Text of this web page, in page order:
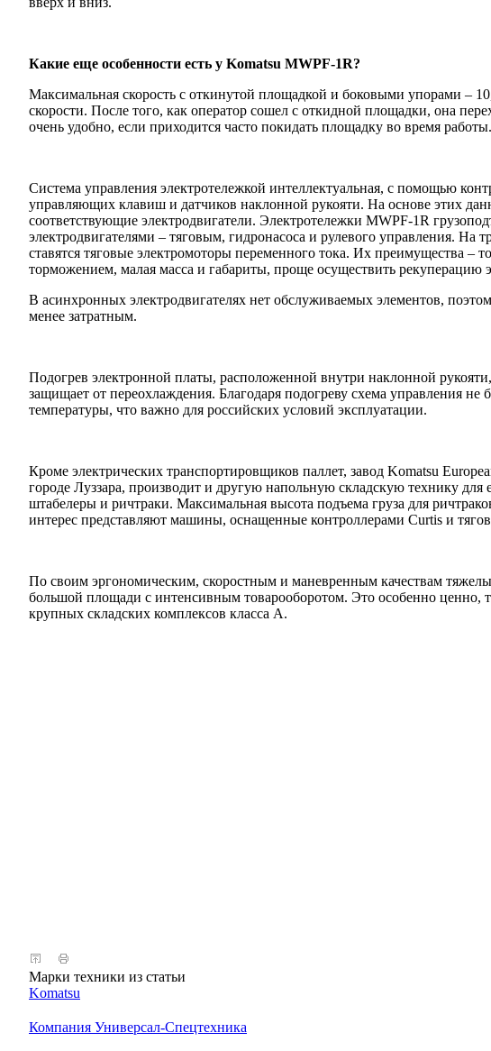
Какие еще особенности есть у Komatsu MWPF-1R?
Максимальная скорость с откинутой площадкой и боковыми упорами –
скорости. После того, как оператор сошел с откидной площадки, она
очень удобно, если приходится часто покидать площадку во время работы.
Система управления электротележкой интеллектуальная, с помощью
управляющих клавиш и датчиков наклонной рукояти. На основе этих
соответствующие электродвигатели. Электротележки MWPF-1R
электродвигателями – тяговым, гидронасоса и рулевого управления. На
ставятся тяговые электромоторы переменного тока. Их преимущества –
торможением, малая масса и габариты, проще осуществить рекуперацию
В асинхронных электродвигателях нет обслуживаемых элементов,
менее затратным.
Подогрев электронной платы, расположенной внутри наклонной
защищает от переохлаждения. Благодаря подогреву схема управления не
температуры, что важно для российских условий эксплуатации.
Кроме электрических транспортировщиков паллет, завод Komatsu
городе Луззара, производит и другую напольную складскую технику для
штабелеры и ричтраки. Максимальная высота подъема груза для
интерес представляют машины, оснащенные контроллерами Curtis и
По своим эргономическим, скоростным и маневренным качествам
большой площади с интенсивным товарооборотом. Это особенно ценно,
крупных складских комплексов класса А.
Марки техники из статьи
Komatsu
Компания Универсал-Спецтехника